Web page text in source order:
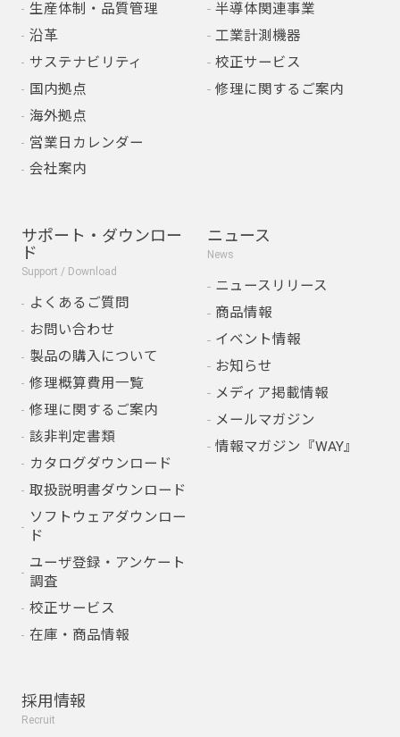
生産体制・品質管理
沿革
サステナビリティ
国内拠点
海外拠点
営業日カレンダー
会社案内
半導体関連事業
工業計測機器
校正サービス
修理に関するご案内
サポート・ダウンロー
ド
Support / Download
よくあるご質問
お問い合わせ
製品の購入について
修理概算費用一覧
修理に関するご案内
該非判定書類
カタログダウンロード
取扱説明書ダウンロード
ソフトウェアダウンロー
ド
ユーザ登録・アンケート
調査
校正サービス
在庫・商品情報
ニュース
News
ニュースリリース
商品情報
イベント情報
お知らせ
メディア掲載情報
メールマガジン
情報マガジン『WAY』
採用情報
Recruit